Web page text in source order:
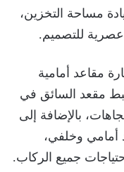
مساحة التخزين،
للتصميم.
مقاعد أمامية
ضبط مقعد السائق في
والراكب الأمامي في 4 اتجاهات، بالإضافة إلى
أمامي وخلفي،
جميع الركاب.